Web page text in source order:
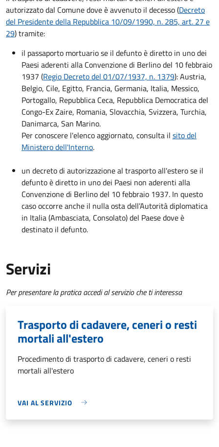
autorizzato dal Comune dove è avvenuto il decesso (Decreto
del Presidente della Repubblica 10/09/1990, n. 285, art. 27 e
29) tramite:
il passaporto mortuario se il defunto è diretto in uno dei
Paesi aderenti alla Convenzione di Berlino del 10 febbraio
1937 (Regio Decreto del 01/07/1937, n. 1379): Austria,
Belgio, Cile, Egitto, Francia, Germania, Italia, Messico,
Portogallo, Repubblica Ceca, Repubblica Democratica del
Congo-Ex Zaire, Romania, Slovacchia, Svizzera, Turchia,
Danimarca, San Marino.
Per conoscere l'elenco aggiornato, consulta il sito del
Ministero dell'Interno.
un decreto di autorizzazione al trasporto all'estero se il
defunto è diretto in uno dei Paesi non aderenti alla
Convenzione di Berlino del 10 febbraio 1937. In questo
caso occorre anche il nulla osta dell’Autorità diplomatica
in Italia (Ambasciata, Consolato) del Paese dove è
destinato il defunto.
Servizi
Per presentare la pratica accedi al servizio che ti interessa
Trasporto di cadavere, ceneri o resti
mortali all'estero
Procedimento di trasporto di cadavere, ceneri o resti
mortali all'estero
VAI AL SERVIZIO